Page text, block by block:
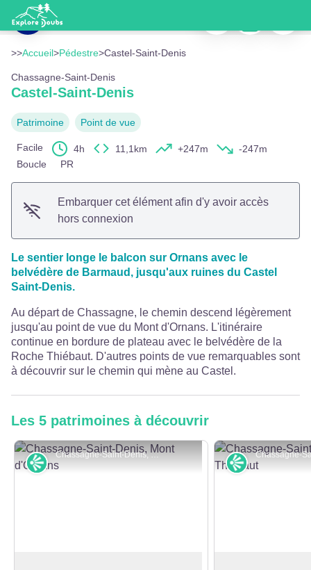
Castel-Saint-Denis
Voir l'image en plein écran
>>Accueil>Pédestre>Castel-Saint-Denis
Chassagne-Saint-Denis
Castel-Saint-Denis
Patrimoine Point de vue
Facile 4h 11,1km +247m
-247m
Boucle
PR
Embarquer cet élément afin d'y avoir accès
hors connexion
Le sentier longe le balcon sur Ornans avec le
belvédère de Barmaud, jusqu'aux ruines du Castel
Saint-Denis.
Au départ de Chassagne, le chemin descend légèrement
jusqu'au point de vue du Mont d'Ornans. L'itinéraire
continue en bordure de plateau avec le belvédère de la
Roche Thiébaut. D'autres points de vue remarquables sont
à découvrir sur le chemin qui mène au Castel.
Les 5 patrimoines à découvrir
Chassagne-Saint-Denis, Mont d'Ornans - © Bernard DEBOIS
Point de vue Point de vue